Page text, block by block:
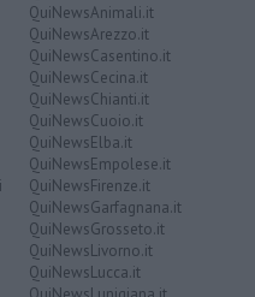
QuiNewsAnimali.it
QuiNewsArezzo.it
QuiNewsCasentino.it
QuiNewsCecina.it
QuiNewsChianti.it
QuiNewsCuoio.it
QuiNewsElba.it
QuiNewsEmpolese.it
QuiNewsFirenze.it
QuiNewsGarfagnana.it
QuiNewsGrosseto.it
QuiNewsLivorno.it
QuiNewsLucca.it